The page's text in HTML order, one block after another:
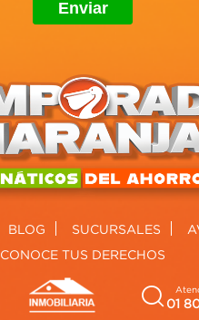
BLOG SUCURSALES
CONOCE TUS DERECHOS
01